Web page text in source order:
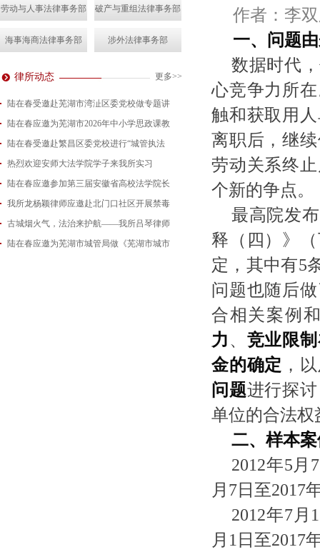
劳动与人事法律事务部 破产与重组法律事务部
海事海商法律事务部 涉外法律事务部
律所动态 更多>>
陆在春受邀赴芜湖市湾沚区委党校做专题讲
2026-08-04
陆在春应邀为芜湖市2026年中小学思政课教
2026-07-24
陆在春受邀赴繁昌区委党校进行“城管执法
2026-07-15
热烈欢迎安师大法学院学子来我所实习
2026-07-01
陆在春应邀参加第三届安徽省高校法学院长
2026-06-29
我所龙杨颖律师应邀赴北门口社区开展禁毒
2026-06-18
古城烟火气，法治来护航——我所吕琴律师
2026-05-21
陆在春应邀为芜湖市城管局做《芜湖市城市
作者：李
一、问题
数据时代
心竞争力所
触和获取用
离职后，继
劳动关系终
个新的争点。
最高院发
释（四）》
定，其中有5
问题也随后
合相关案例
力、 竞业限
金的确定 ，
问题进行探
单位的合法权
二、样本
2012年5月
月7日至2017
2012年7月
月1日至2017